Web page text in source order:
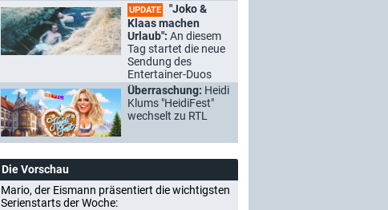
UPDATE
"Joko &
Klaas machen
Urlaub": An diesem
Tag startet die neue
Sendung des
Entertainer-Duos
Überraschung: Heidi
Klums "HeidiFest"
wechselt zu RTL
Die Vorschau
Mario, der Eismann präsentiert die wichtigsten
Serienstarts der Woche: